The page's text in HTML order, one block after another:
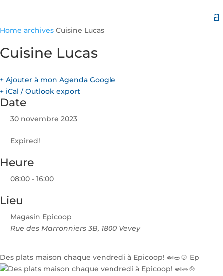
Home archives Cuisine Lucas
Cuisine Lucas
+ Ajouter à mon Agenda Google
+ iCal / Outlook export
Date
30 novembre 2023
Expired!
Heure
08:00 - 16:00
Lieu
Magasin Epicoop
Rue des Marronniers 3B, 1800 Vevey
Des plats maison chaque vendredi à Epicoop! 🍛🥗🍲 Ep